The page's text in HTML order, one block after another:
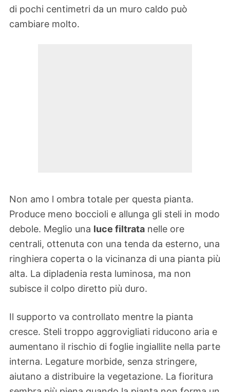
di pochi centimetri da un muro caldo può
cambiare molto.
Non amo l ombra totale per questa pianta.
Produce meno boccioli e allunga gli steli in modo
debole. Meglio una luce filtrata nelle ore
centrali, ottenuta con una tenda da esterno, una
ringhiera coperta o la vicinanza di una pianta più
alta. La dipladenia resta luminosa, ma non
subisce il colpo diretto più duro.
Il supporto va controllato mentre la pianta
cresce. Steli troppo aggrovigliati riducono aria e
aumentano il rischio di foglie ingiallite nella parte
interna. Legature morbide, senza stringere,
aiutano a distribuire la vegetazione. La fioritura